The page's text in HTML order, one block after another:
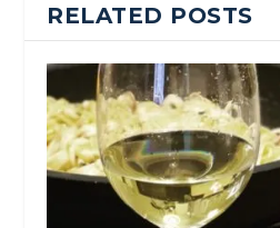
RELATED POSTS